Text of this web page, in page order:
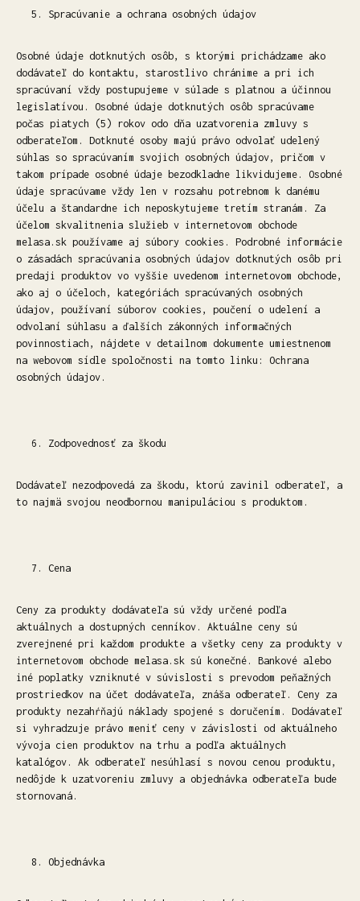
Spracúvanie a ochrana osobných údajov
Osobné údaje dotknutých osôb, s ktorými prichádzame ako
dodávateľ do kontaktu, starostlivo chránime a pri ich
spracúvaní vždy postupujeme v súlade s platnou a účinnou
legislatívou. Osobné údaje dotknutých osôb spracúvame
počas piatych (5) rokov odo dňa uzatvorenia zmluvy s
odberateľom. Dotknuté osoby majú právo odvolať udelený
súhlas so spracúvaním svojich osobných údajov, pričom v
takom prípade osobné údaje bezodkladne likvidujeme. Osobné
údaje spracúvame vždy len v rozsahu potrebnom k danému
účelu a štandardne ich neposkytujeme tretím stranám. Za
účelom skvalitnenia služieb v internetovom obchode
melasa.sk používame aj súbory cookies. Podrobné informácie
o zásadách spracúvania osobných údajov dotknutých osôb pri
predaji produktov vo vyššie uvedenom internetovom obchode,
ako aj o účeloch, kategóriách spracúvaných osobných
údajov, používaní súborov cookies, poučení o udelení a
odvolaní súhlasu a ďalších zákonných informačných
povinnostiach, nájdete v detailnom dokumente umiestnenom
na webovom sídle spoločnosti na tomto linku: Ochrana
osobných údajov.
Zodpovednosť za škodu
Dodávateľ nezodpovedá za škodu, ktorú zavinil odberateľ, a
to najmä svojou neodbornou manipuláciou s produktom.
Cena
Ceny za produkty dodávateľa sú vždy určené podľa
aktuálnych a dostupných cenníkov. Aktuálne ceny sú
zverejnené pri každom produkte a všetky ceny za produkty v
internetovom obchode melasa.sk sú konečné. Bankové alebo
iné poplatky vzniknuté v súvislosti s prevodom peňažných
prostriedkov na účet dodávateľa, znáša odberateľ. Ceny za
produkty nezahŕňajú náklady spojené s doručením. Dodávateľ
si vyhradzuje právo meniť ceny v závislosti od aktuálneho
vývoja cien produktov na trhu a podľa aktuálnych
katalógov. Ak odberateľ nesúhlasí s novou cenou produktu,
nedôjde k uzatvoreniu zmluvy a objednávka odberateľa bude
stornovaná.
Objednávka